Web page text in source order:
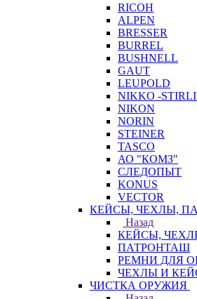
RICOH
ALPEN
BRESSER
BURREL
BUSHNELL
GAUT
LEUPOLD
NIKKO -
NIKON
NORIN
STEINER
TASCO
АО "КОМЗ"
СЛЕДОПЫТ
KONUS
VECTOR
КЕЙСЫ, ЧЕХЛЫ,
Назад
КЕЙСЫ,
ПАТРОНТАШ
РЕМНИ ДЛЯ
ЧЕХЛЫ И
ЧИСТКА ОРУЖИЯ